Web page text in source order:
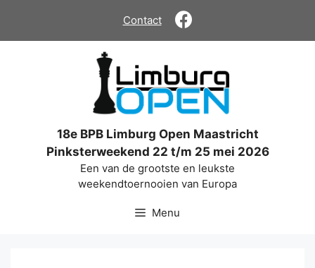
de
Contact
18e BPB Limburg Open Maastricht
Pinksterweekend 22 t/m 25 mei 2026
Een van de grootste en leukste
weekendtoernooien van Europa
Menu